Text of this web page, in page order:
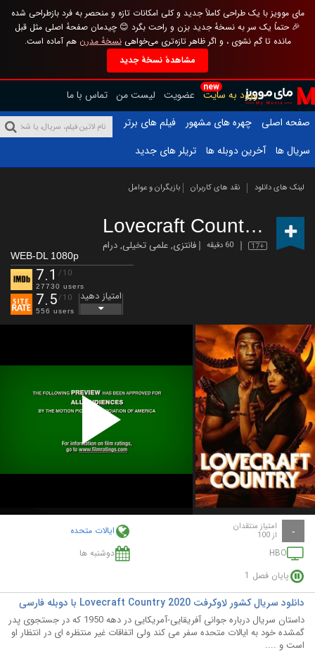
مای موویز با یک طراحی کاملاً جدید و کلی امکانات تازه و منحصر به فرد بازطراحی شده
🎉 حتماً یک سر به نسخهٔ جدید بزن و راحت بگرد 😊 چیدمان صفحهٔ اصلی مثل قبل
مانده تا گم نشوی ، و اگر ظاهر تازه‌تری می‌خواهینسخهٔ مدرن هم آماده است.
مشاهدهٔ نسخهٔ جدید
new
ورود به سایت عضویت لیست من تماس با ما
صفحه اصلی
چهره های مشهور
فیلم های برتر
سریال ها
آخرین دوبله ها تریلر های جدید
لینک های دانلود نقد های کاربران بازیگران و عوامل
Lovecraft Country (2020
17+ 60 دقیقه فانتزی,علمی تخیلی,درام
WEB-DL 1080p
7.1 /10
27730 users
7.5/10
556 users
امتیاز دهید
Play
Video
- امتیاز منتقدان
از 100
ایالات متحده
HBO
دوشنبه ها
پایان فصل 1
دانلود سریال کشور لاوکرفت Lovecraft Country 2020 با دوبله فارسی
داستان سریال درباره جوانی آفریقایی-آمریکایی در دهه 1950 که در جستجوی پدر
گمشده خود به ایالات متحده سفر می کند ولی اتفاقات غیر منتظره ای در انتظار او
است و ....